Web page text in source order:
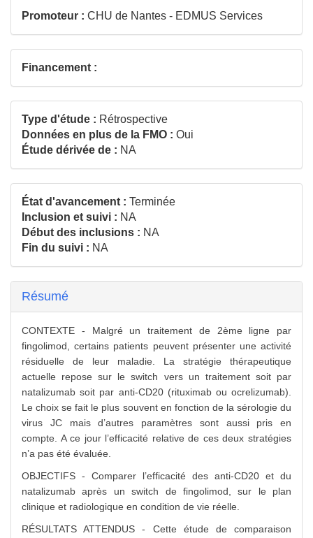
Promoteur : CHU de Nantes - EDMUS Services
Financement :
Type d'étude : Rétrospective
Données en plus de la FMO : Oui
Étude dérivée de : NA
État d'avancement : Terminée
Inclusion et suivi : NA
Début des inclusions : NA
Fin du suivi : NA
Résumé
CONTEXTE - Malgré un traitement de 2ème ligne par
fingolimod, certains patients peuvent présenter une activité
résiduelle de leur maladie. La stratégie thérapeutique
actuelle repose sur le switch vers un traitement soit par
natalizumab soit par anti-CD20 (rituximab ou ocrelizumab).
Le choix se fait le plus souvent en fonction de la sérologie du
virus JC mais d’autres paramètres sont aussi pris en
compte. A ce jour l’efficacité relative de ces deux stratégies
n’a pas été évaluée.
OBJECTIFS - Comparer l’efficacité des anti-CD20 et du
natalizumab après un switch de fingolimod, sur le plan
clinique et radiologique en condition de vie réelle.
RÉSULTATS ATTENDUS - Cette étude de comparaison